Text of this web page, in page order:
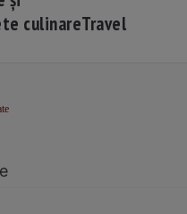
culinareTravel